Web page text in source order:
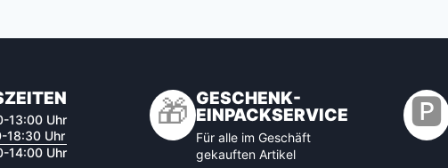
13:00 Uhr
18:30 Uhr
14:00 Uhr
🎁 GESCHENK-
EINPACKSERVICE
Für alle im Geschäft
gekauften Artikel
🅿️